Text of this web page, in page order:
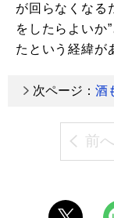
が回らなくなる
をしたらよいか
たという経緯が
次ページ： 酒
前へ